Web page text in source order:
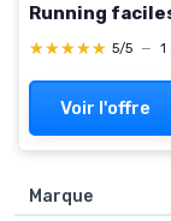
Running
★★★★★
★★★★★ 5/5 — 1
Voir l'offre
Marque